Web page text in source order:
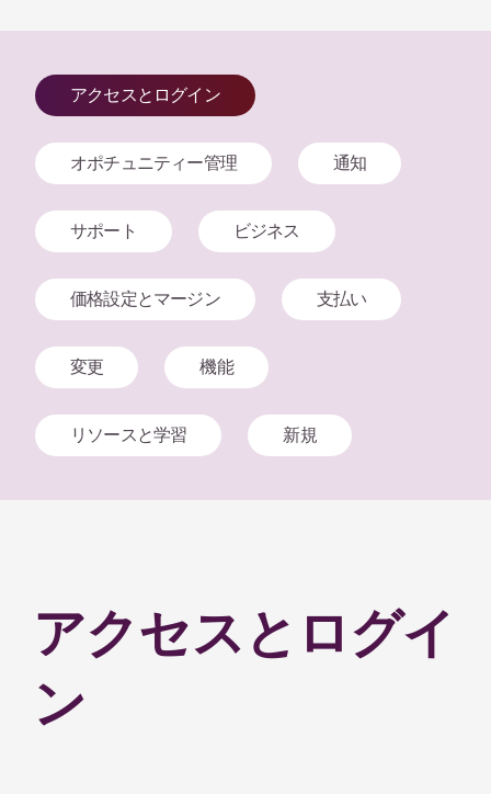
アクセスとログイン
オポチュニティー管理 通知
サポート ビジネス
価格設定とマージン 支払い
変更 機能
リソースと学習 新規
アクセスとログイ
ン